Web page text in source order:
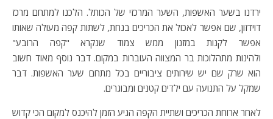
ירדנו בשער האשפות, השער המרכזי של הכותל. הלכנו למתחם מרכז
דוידזון, שם אפשר לאכול את הכריכים בנחת, לשתות קפה מעולה שאותו
אפשר לקנות במזנון ממש צמוד שנקרא "קפה הרובע"
ולהינות מתהלוכות בר המצווה העוברות במקום. דבר נוסף מאוד חשוב
הוא שרק שם יש שירותים ציבוריים בכל מתחם שער האשפות. דבר
שמקל על התנועה עם ילדים קטנים ומבוגרים.
לאחר ארוחת הכריכים ושתיית הקפה הגיע הזמן להיכנס למקום הכי קדוש